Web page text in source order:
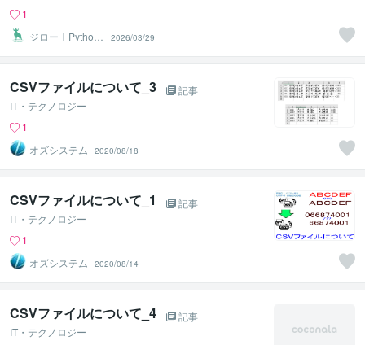
1
ジロー｜Python
×自動化
2026/03/29
CSVファイルについて_3
記事
IT・テクノロジー
1
オズシステム
2020/08/18
CSVファイルについて_1
記事
IT・テクノロジー
1
オズシステム
2020/08/14
CSVファイルについて_4
記事
IT・テクノロジー